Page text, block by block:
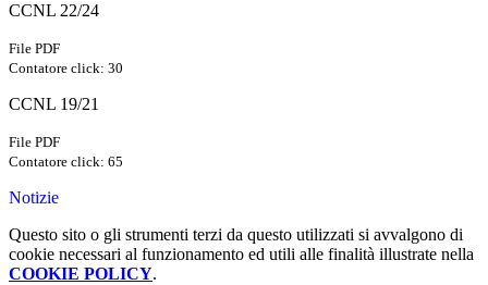
CCNL 22/24
File PDF
Contatore click: 30
CCNL 19/21
File PDF
Contatore click: 65
Notizie
Questo sito o gli strumenti terzi da questo utilizzati si avvalgono di
cookie necessari al funzionamento ed utili alle finalità illustrate nella
COOKIE POLICY.